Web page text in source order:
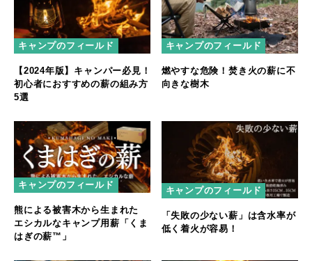
キャンプのフィールド
【2024年版】キャンパー必見！
初心者におすすめの薪の組み方
5選
キャンプのフィールド
燃やすな危険！焚き火の薪に不
向きな樹木
キャンプのフィールド
熊による被害木から生まれた
エシカルなキャンプ用薪「くま
はぎの薪™️」
キャンプのフィールド
「失敗の少ない薪」は含水率が
低く着火が容易！